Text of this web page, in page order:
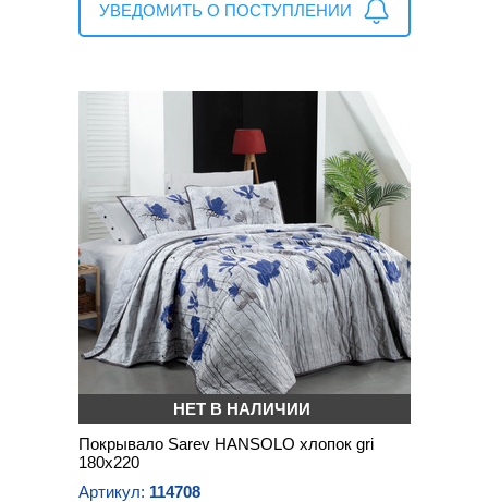
УВЕДОМИТЬ О ПОСТУПЛЕНИИ
НЕТ В НАЛИЧИИ
Покрывало Sarev HANSOLO хлопок gri
180х220
Артикул: 114708